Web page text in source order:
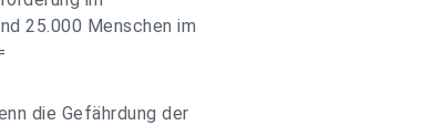
25.000 Menschen im
die Gefährdung der